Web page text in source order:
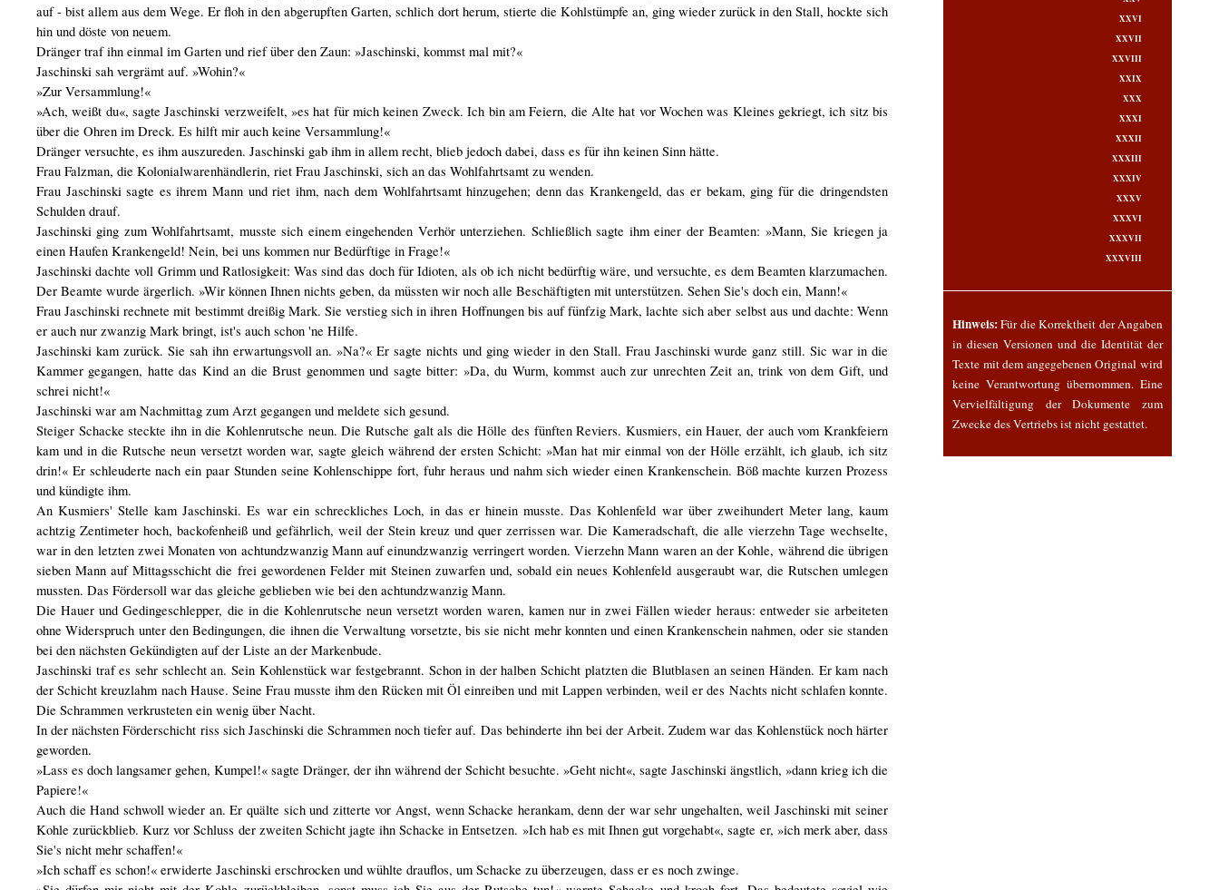
auf - bist allem aus dem Wege. Er floh in den abgerupften Garten, schlich dort herum, stierte die Kohlstümpfe an, ging wieder zurück in den Stall, hockte sich
hin und döste von neuem.
Dränger traf ihn einmal im Garten und rief über den Zaun: »Jaschinski, kommst mal mit?«
Jaschinski sah vergrämt auf. »Wohin?«
»Zur Versammlung!«
»Ach, weißt du«, sagte Jaschinski verzweifelt, »es hat für mich keinen Zweck. Ich bin am Feiern, die Alte hat vor Wochen was Kleines gekriegt, ich sitz bis
über die Ohren im Dreck. Es hilft mir auch keine Versammlung!«
Dränger versuchte, es ihm auszureden. Jaschinski gab ihm in allem recht, blieb jedoch dabei, dass es für ihn keinen Sinn hätte.
Frau Falzman, die Kolonialwarenhändlerin, riet Frau Jaschinski, sich an das Wohlfahrtsamt zu wenden.
Frau Jaschinski sagte es ihrem Mann und riet ihm, nach dem Wohlfahrtsamt hinzugehen; denn das Krankengeld, das er bekam, ging für die dringendsten
Schulden drauf.
Jaschinski ging zum Wohlfahrtsamt, musste sich einem eingehenden Verhör unterziehen. Schließlich sagte ihm einer der Beamten: »Mann, Sie kriegen ja
einen Haufen Krankengeld! Nein, bei uns kommen nur Bedürftige in Frage!«
Jaschinski dachte voll Grimm und Ratlosigkeit: Was sind das doch für Idioten, als ob ich nicht bedürftig wäre, und versuchte, es dem Beamten klarzumachen.
Der Beamte wurde ärgerlich. »Wir können Ihnen nichts geben, da müssten wir noch alle Beschäftigten mit unterstützen. Sehen Sie's doch ein, Mann!«
Frau Jaschinski rechnete mit bestimmt dreißig Mark. Sie verstieg sich in ihren Hoffnungen bis auf fünfzig Mark, lachte sich aber selbst aus und dachte: Wenn
er auch nur zwanzig Mark bringt, ist's auch schon 'ne Hilfe.
Jaschinski kam zurück. Sie sah ihn erwartungsvoll an. »Na?« Er sagte nichts und ging wieder in den Stall. Frau Jaschinski wurde ganz still. Sic war in die
Kammer gegangen, hatte das Kind an die Brust genommen und sagte bitter: »Da, du Wurm, kommst auch zur unrechten Zeit an, trink von dem Gift, und
schrei nicht!«
Jaschinski war am Nachmittag zum Arzt gegangen und meldete sich gesund.
Steiger Schacke steckte ihn in die Kohlenrutsche neun. Die Rutsche galt als die Hölle des fünften Reviers. Kusmiers, ein Hauer, der auch vom Krankfeiern
kam und in die Rutsche neun versetzt worden war, sagte gleich während der ersten Schicht: »Man hat mir einmal von der Hölle erzählt, ich glaub, ich sitz
drin!« Er schleuderte nach ein paar Stunden seine Kohlenschippe fort, fuhr heraus und nahm sich wieder einen Krankenschein. Böß machte kurzen Prozess
und kündigte ihm.
An Kusmiers' Stelle kam Jaschinski. Es war ein schreckliches Loch, in das er hinein musste. Das Kohlenfeld war über zweihundert Meter lang, kaum
achtzig Zentimeter hoch, backofenheiß und gefährlich, weil der Stein kreuz und quer zerrissen war. Die Kameradschaft, die alle vierzehn Tage wechselte,
war in den letzten zwei Monaten von achtundzwanzig Mann auf einundzwanzig verringert worden. Vierzehn Mann waren an der Kohle, während die übrigen
sieben Mann auf Mittagsschicht die frei gewordenen Felder mit Steinen zuwarfen und, sobald ein neues Kohlenfeld ausgeraubt war, die Rutschen umlegen
mussten. Das Fördersoll war das gleiche geblieben wie bei den achtundzwanzig Mann.
Die Hauer und Gedingeschlepper, die in die Kohlenrutsche neun versetzt worden waren, kamen nur in zwei Fällen wieder heraus: entweder sie arbeiteten
ohne Widerspruch unter den Bedingungen, die ihnen die Verwaltung vorsetzte, bis sie nicht mehr konnten und einen Krankenschein nahmen, oder sie standen
bei den nächsten Gekündigten auf der Liste an der Markenbude.
Jaschinski traf es sehr schlecht an. Sein Kohlenstück war festgebrannt. Schon in der halben Schicht platzten die Blutblasen an seinen Händen. Er kam nach
der Schicht kreuzlahm nach Hause. Seine Frau musste ihm den Rücken mit Öl einreiben und mit Lappen verbinden, weil er des Nachts nicht schlafen konnte.
Die Schrammen verkrusteten ein wenig über Nacht.
In der nächsten Förderschicht riss sich Jaschinski die Schrammen noch tiefer auf. Das behinderte ihn bei der Arbeit. Zudem war das Kohlenstück noch härter
geworden.
»Lass es doch langsamer gehen, Kumpel!« sagte Dränger, der ihn während der Schicht besuchte. »Geht nicht«, sagte Jaschinski ängstlich, »dann krieg ich die
Papiere!«
Auch die Hand schwoll wieder an. Er quälte sich und zitterte vor Angst, wenn Schacke herankam, denn der war sehr ungehalten, weil Jaschinski mit seiner
Kohle zurückblieb. Kurz vor Schluss der zweiten Schicht jagte ihn Schacke in Entsetzen. »Ich hab es mit Ihnen gut vorgehabt«, sagte er, »ich merk aber, dass
Sie's nicht mehr schaffen!«
»Ich schaff es schon!« erwiderte Jaschinski erschrocken und wühlte drauflos, um Schacke zu überzeugen, dass er es noch zwinge.
XXVI
XXVII
XXVIII
XXIX
XXX
XXXI
XXXII
XXXIII
XXXIV
XXXV
XXXVI
XXXVII
XXXVIII
Hinweis:Für die Korrektheit der Angaben
in diesen Versionen und die Identität der
Texte mit dem angegebenen Original wird
keine Verantwortung übernommen. Eine
Vervielfältigung der Dokumente zum
Zwecke des Vertriebs ist nicht gestattet.